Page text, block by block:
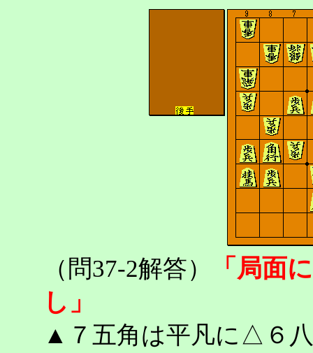
（問37-2解答）
「局面
し」
▲７五角は平凡に△６